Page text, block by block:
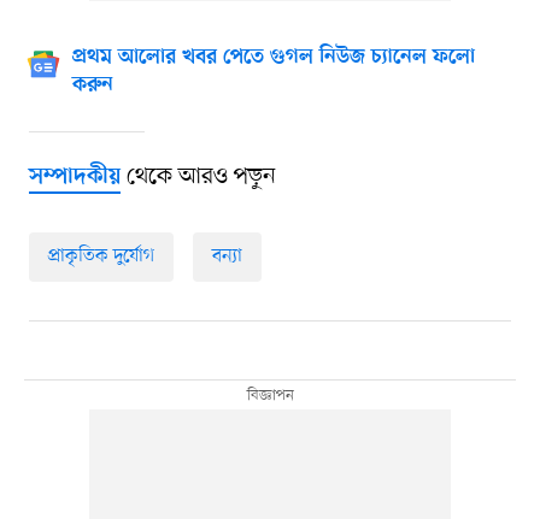
প্রথম আলোর খবর পেতে গুগল নিউজ চ্যানেল ফলো
করুন
সম্পাদকীয়থেকে আরও পড়ুন
প্রাকৃতিক দুর্যোগ বন্যা